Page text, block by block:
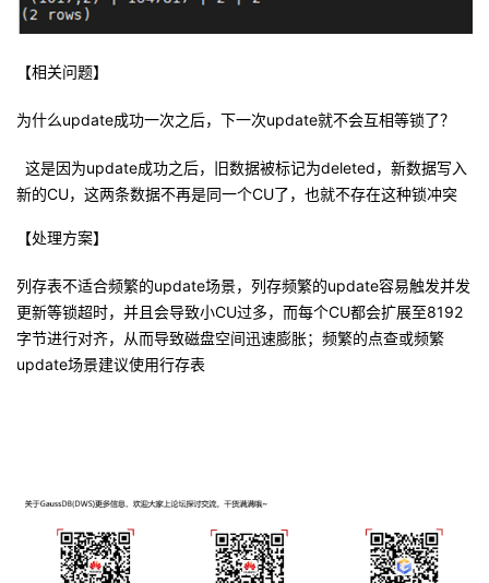
【相关问题】
为什么update成功一次之后，下一次update就不会互相等锁了？
这是因为update成功之后，旧数据被标记为deleted，新数据写入
新的CU，这两条数据不再是同一个CU了，也就不存在这种锁冲突
【处理方案】
列存表不适合频繁的update场景，列存频繁的update容易触发并发
更新等锁超时，并且会导致小CU过多，而每个CU都会扩展至8192
字节进行对齐，从而导致磁盘空间迅速膨胀；频繁的点查或频繁
update场景建议使用行存表